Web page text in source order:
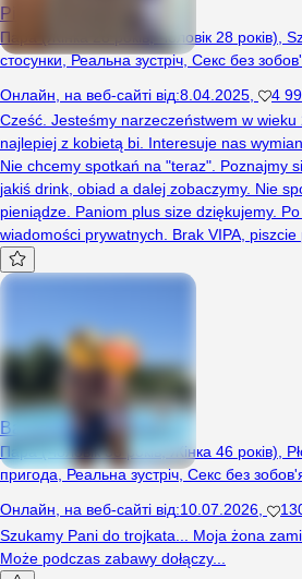
PiMFajni
Пара (Жінка 28 років, Чоловік 28 років),
стосунки,Реальна зустріч Секс без
Онлайн
на веб-сайті від:8.04.2025 4
Cześć. Jesteśmy narzeczeństwem w wieku
najlepiej z kobietą bi. Interesuje nas
Nie chcemy spotkań na "teraz". Poznajmy
jakiś drink, obiad a dalej zobaczymy. Nie
pieniądze. Paniom plus size dziękujemy.
wiadomości prywatnych. Brak VIPA, piszcie
BartekKamila
Пара (Чоловік 38 років, Жінка 46 років),
пригода,Реальна зустріч,Секс без
Онлайн
на веб-сайті від:10.07.2026
Szukamy Pani do trojkata... Moja żona
Może podczas zabawy dołączy...